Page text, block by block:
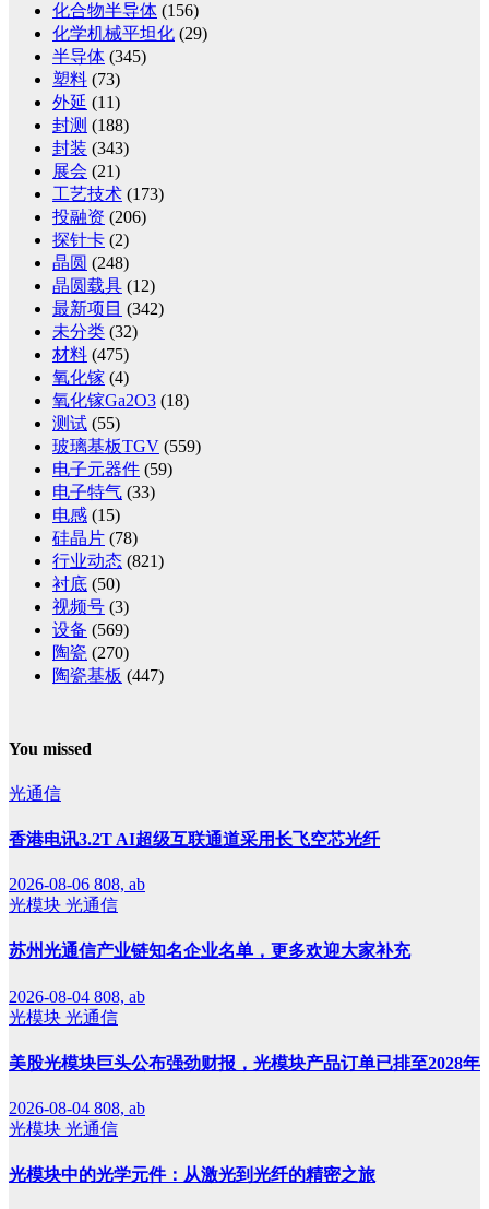
化合物半导体 (156)
化学机械平坦化 (29)
半导体 (345)
塑料 (73)
外延 (11)
封测 (188)
封装 (343)
展会 (21)
工艺技术 (173)
投融资 (206)
探针卡 (2)
晶圆 (248)
晶圆载具 (12)
最新项目 (342)
未分类 (32)
材料 (475)
氧化镓 (4)
氧化镓Ga2O3 (18)
测试 (55)
玻璃基板TGV (559)
电子元器件 (59)
电子特气 (33)
电感 (15)
硅晶片 (78)
行业动态 (821)
衬底 (50)
视频号 (3)
设备 (569)
陶瓷 (270)
陶瓷基板 (447)
You missed
光通信
香港电讯3.2T AI超级互联通道采用长飞空芯光纤
2026-08-06 808, ab
光模块 光通信
苏州光通信产业链知名企业名单，更多欢迎大家补充
2026-08-04 808, ab
光模块 光通信
美股光模块巨头公布强劲财报，光模块产品订单已排至2028年
2026-08-04 808, ab
光模块 光通信
光模块中的光学元件：从激光到光纤的精密之旅